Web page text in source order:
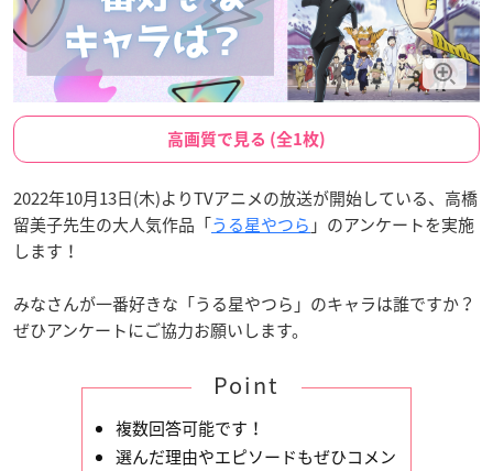
高画質で見る (全1枚)
2022年10月13日(木)よりTVアニメの放送が開始している、高橋
留美子先生の大人気作品「うる星やつら 」のアンケートを実施
します！
みなさんが一番好きな「うる星やつら」のキャラは誰ですか？
ぜひアンケートにご協力お願いします。
Point
複数回答可能です！
選んだ理由やエピソードもぜひコメン